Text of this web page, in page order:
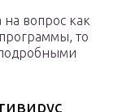
на вопрос как
то